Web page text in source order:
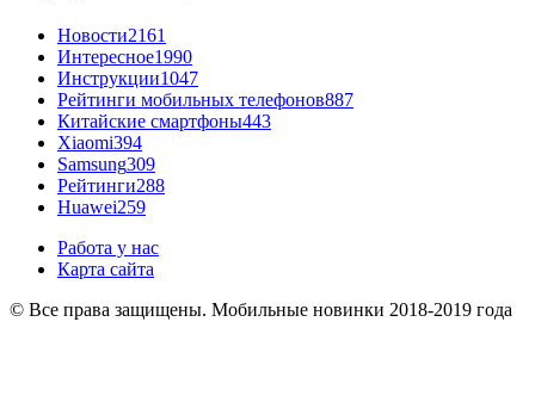
Новости2161
Интересное1990
Инструкции1047
Рейтинги мобильных телефонов887
Китайские смартфоны443
Xiaomi394
Samsung309
Рейтинги288
Huawei259
Работа у нас
Карта сайта
© Все права защищены. Мобильные новинки 2018-2019 года